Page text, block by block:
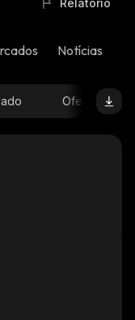
Relatório
Notícias
Oferta